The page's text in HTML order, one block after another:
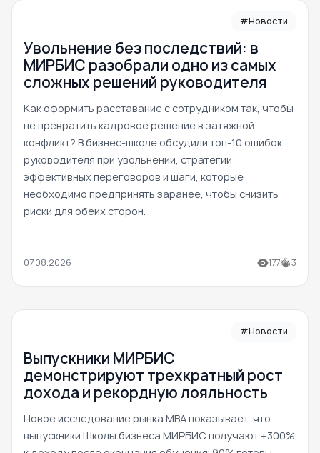
#Новости
Увольнение без последствий: в
МИРБИС разобрали одно из самых
сложных решений руководителя
Как оформить расставание с сотрудником так, чтобы
не превратить кадровое решение в затяжной
конфликт? В бизнес-школе обсудили топ-10 ошибок
руководителя при увольнении, стратегии
эффективных переговоров и шаги, которые
необходимо предпринять заранее, чтобы снизить
риски для обеих сторон.
07.08.2026 177 3
#Новости
Выпускники МИРБИС
демонстрируют трехкратный рост
дохода и рекордную лояльность
Новое исследование рынка MBA показывает, что
выпускники Школы бизнеса МИРБИС получают +300%